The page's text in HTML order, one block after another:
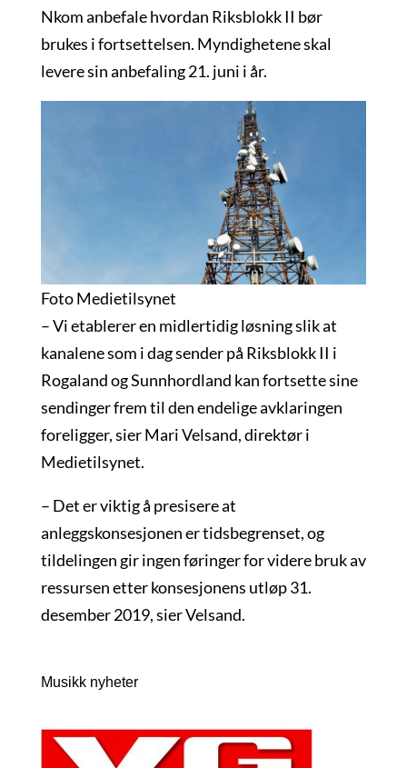
Nkom anbefale hvordan Riksblokk II bør
brukes i fortsettelsen. Myndighetene skal
levere sin anbefaling 21. juni i år.
Foto Medietilsynet
– Vi etablerer en midlertidig løsning slik at
kanalene som i dag sender på Riksblokk II i
Rogaland og Sunnhordland kan fortsette sine
sendinger frem til den endelige avklaringen
foreligger, sier Mari Velsand, direktør i
Medietilsynet.
– Det er viktig å presisere at
anleggskonsesjonen er tidsbegrenset, og
tildelingen gir ingen føringer for videre bruk av
ressursen etter konsesjonens utløp 31.
desember 2019, sier Velsand.
Musikk nyheter